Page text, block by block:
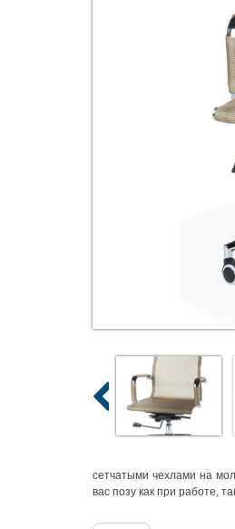
сетчатыми чехлами на
вас позу как при работе,